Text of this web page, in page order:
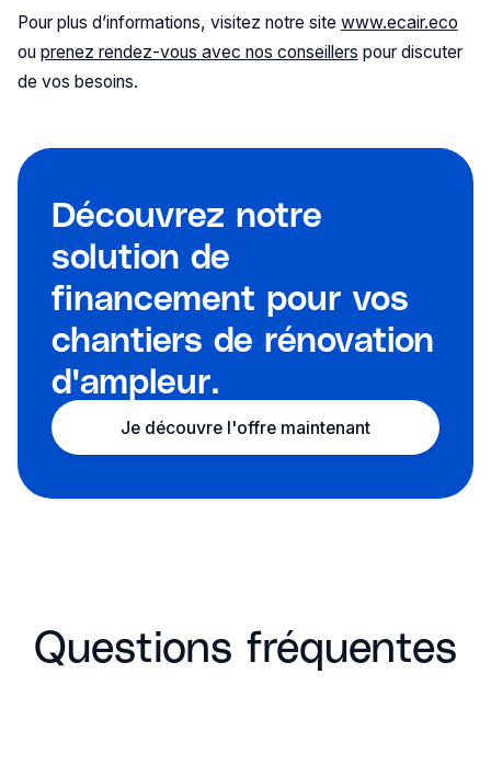
Pour plus d’informations, visitez notre site www.ecair.eco
ou prenez rendez-vous avec nos conseillers pour discuter
de vos besoins.
Découvrez notre
solution de
financement pour vos
chantiers de rénovation
d'ampleur.
Je découvre l'offre maintenant
Questions fréquentes